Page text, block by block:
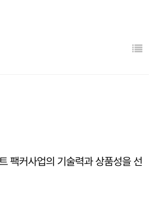
팩커사업의 기술력과 상품성을 선